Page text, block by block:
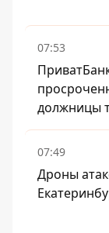
07:53
должницы
07:49
Дроны